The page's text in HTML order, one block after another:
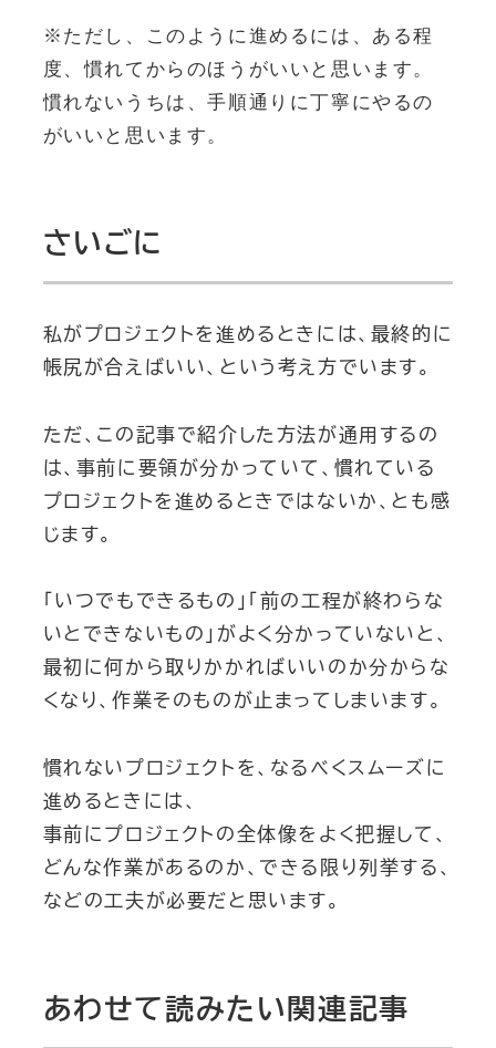
※ただし、このように進めるには、ある程
度、慣れてからのほうがいいと思います。
慣れないうちは、手順通りに丁寧にやるの
がいいと思います。
さいごに
私がプロジェクトを進めるときには、最終的に
帳尻が合えばいい、という考え方でいます。
ただ、この記事で紹介した方法が通用するの
は、事前に要領が分かっていて、慣れている
プロジェクトを進めるときではないか、とも感
じます。
「いつでもできるもの」「前の工程が終わらな
いとできないもの」がよく分かっていないと、
最初に何から取りかかればいいのか分からな
くなり、作業そのものが止まってしまいます。
慣れないプロジェクトを、なるべくスムーズに
進めるときには、
事前にプロジェクトの全体像をよく把握して、
どんな作業があるのか、できる限り列挙する、
などの工夫が必要だと思います。
あわせて読みたい関連記事